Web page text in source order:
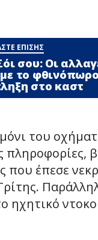
ΕΠΙΣΗΣ
σου: Οι
το
στο καστ
του
πληροφορίες,
που έπεσε
ηχητικό